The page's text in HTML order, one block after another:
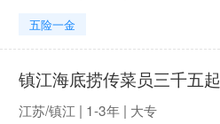
五险一金
镇江海底捞传菜员三千五起
江苏/镇江 | 1-3年 | 大专